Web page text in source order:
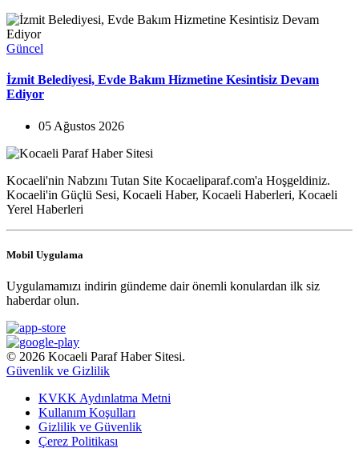
Güncel
İzmit Belediyesi, Evde Bakım Hizmetine Kesintisiz Devam
Ediyor
05 Ağustos 2026
Kocaeli'nin Nabzını Tutan Site Kocaeliparaf.com'a Hoşgeldiniz.
Kocaeli'in Güçlü Sesi, Kocaeli Haber, Kocaeli Haberleri, Kocaeli
Yerel Haberleri
Mobil Uygulama
Uygulamamızı indirin gündeme dair önemli konulardan ilk siz
haberdar olun.
© 2026 Kocaeli Paraf Haber Sitesi.
Güvenlik ve Gizlilik
KVKK Aydınlatma Metni
Kullanım Koşulları
Gizlilik ve Güvenlik
Çerez Politikası